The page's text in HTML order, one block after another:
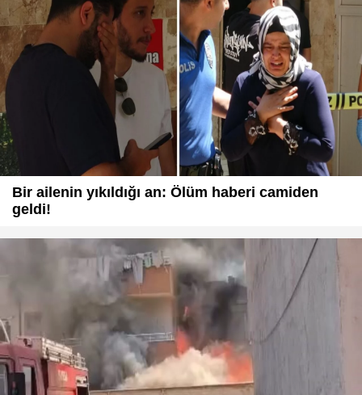
Bir ailenin yıkıldığı an: Ölüm haberi camiden
geldi!